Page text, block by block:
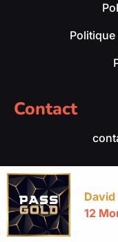
Contact
David
12